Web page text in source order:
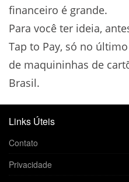
financeiro é grande.
Para você ter ideia,
Tap to Pay, só no
de maquininhas de
Brasil.
Links Úteis
Contato
Privacidade